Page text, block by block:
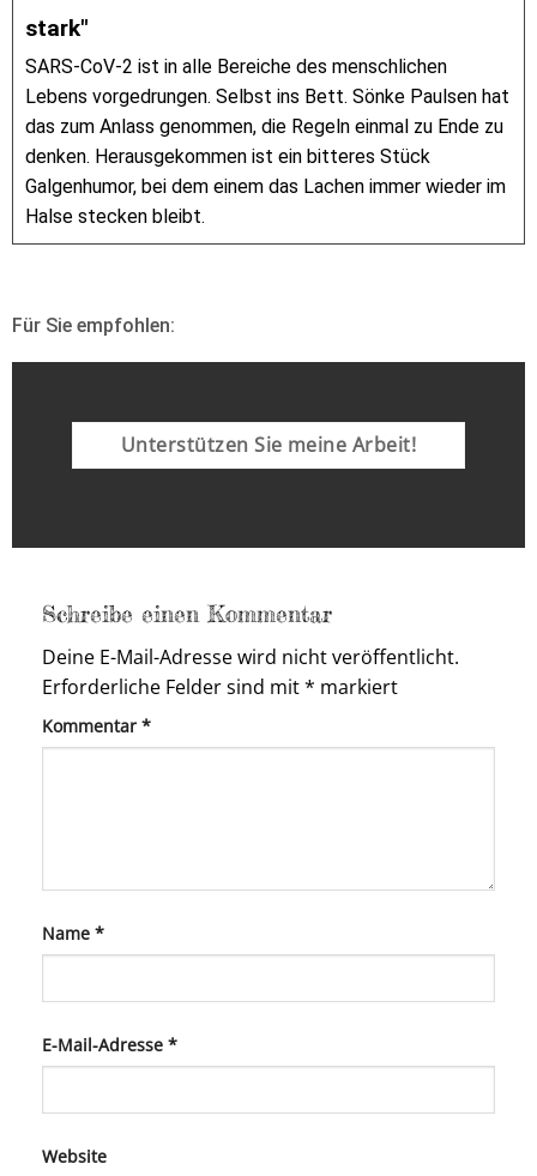
stark"
SARS-CoV-2 ist in alle Bereiche des menschlichen
Lebens vorgedrungen. Selbst ins Bett. Sönke Paulsen hat
das zum Anlass genommen, die Regeln einmal zu Ende zu
denken. Herausgekommen ist ein bitteres Stück
Galgenhumor, bei dem einem das Lachen immer wieder im
Halse stecken bleibt.
Für Sie empfohlen:
Unterstützen Sie meine Arbeit!
Schreibe einen Kommentar
Deine E-Mail-Adresse wird nicht veröffentlicht.
Erforderliche Felder sind mit* markiert
Kommentar *
Name *
E-Mail-Adresse *
Website